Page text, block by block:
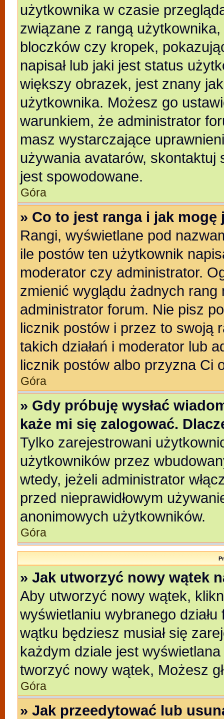
użytkownika w czasie
związane z rangą
bloczków czy kropek,
napisał lub jaki jest status
większy obrazek, jest znany
użytkownika. Możesz go
warunkiem, że administrator
masz wystarczające
używania avatarów,
jest spowodowane.
Góra
» Co to jest ranga i jak mogę
Rangi, wyświetlane pod
ile postów ten użytkownik
moderator czy administrator.
zmienić wyglądu żadnych
administrator forum. Nie pisz
licznik postów i przez to swoją
takich działań i moderator lub
licznik postów albo przyzna Ci
Góra
» Gdy próbuję wysłać
każe mi się zalogować.
Tylko zarejestrowani
użytkowników przez
wtedy, jeżeli administrator
przed nieprawidłowym
anonimowych użytkowników.
Góra
» Jak utworzyć nowy wątek
Aby utworzyć nowy wątek,
wyświetlaniu wybranego
wątku będziesz musiał się
każdym dziale jest
tworzyć nowy wątek, Możesz
Góra
» Jak przeedytować lub